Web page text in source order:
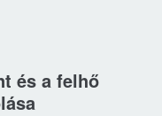
és a felhő